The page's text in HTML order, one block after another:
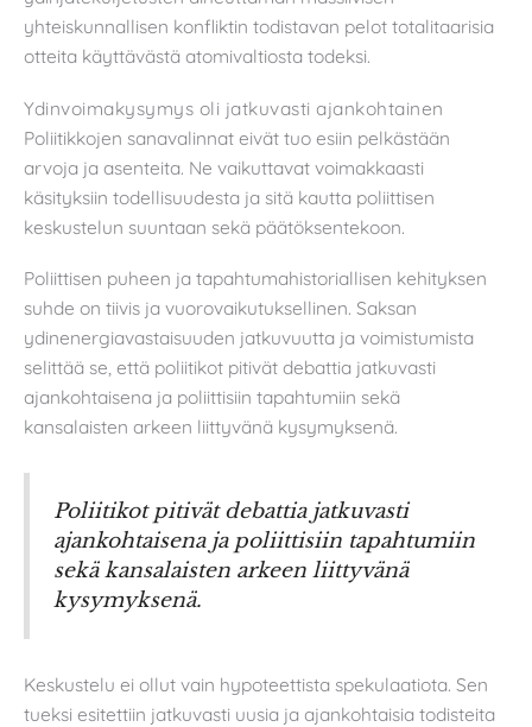
yhteiskunnallisen konfliktin todistavan pelot totalitaarisia
otteita käyttävästä atomivaltiosta todeksi.
Ydinvoimakysymys oli jatkuvasti ajankohtainen
Poliitikkojen sanavalinnat eivät tuo esiin pelkästään
arvoja ja asenteita. Ne vaikuttavat voimakkaasti
käsityksiin todellisuudesta ja sitä kautta poliittisen
keskustelun suuntaan sekä päätöksentekoon.
Poliittisen puheen ja tapahtumahistoriallisen kehityksen
suhde on tiivis ja vuorovaikutuksellinen. Saksan
ydinenergiavastaisuuden jatkuvuutta ja voimistumista
selittää se, että poliitikot pitivät debattia jatkuvasti
ajankohtaisena ja poliittisiin tapahtumiin sekä
kansalaisten arkeen liittyvänä kysymyksenä.
Poliitikot pitivät debattia jatkuvasti
ajankohtaisena ja poliittisiin tapahtumiin
sekä kansalaisten arkeen liittyvänä
kysymyksenä.
Keskustelu ei ollut vain hypoteettista spekulaatiota. Sen
tueksi esitettiin jatkuvasti uusia ja ajankohtaisia todisteita